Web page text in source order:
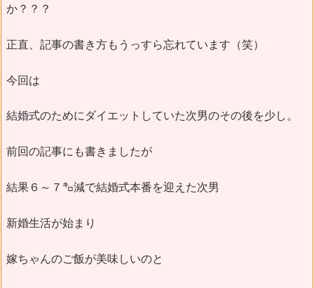
か？？？
正直、記事の書き方もうっすら忘れています（笑）
今回は
結婚式のためにダイエットしていた次男のその後を少し。
前回の記事にも書きましたが
結果６～７㌔減で結婚式本番を迎えた次男
新婚生活が始まり
嫁ちゃんのご飯が美味しいのと